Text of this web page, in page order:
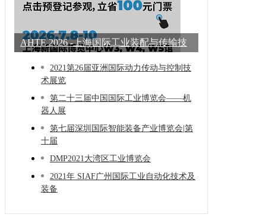
AHTE 2026 -上海国际工业装配与传输技
2021第26届亚洲国际动力传动与控制技
术展览
第二十三届中国国际工业博览会——机
器人展
第七届深圳国际智能装备产业博览会|第
十届
DMP2021大湾区工业博览会
2021年 SIAF广州国际工业自动化技术及
装备